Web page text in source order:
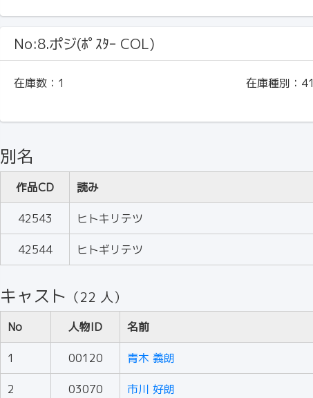
No:8.ポジ(ﾎﾟｽﾀｰ COL)
在庫数： 1 在庫種別： 41
別名
作品CD 読み
42543 ヒトキリテツ
42544 ヒトギリテツ
キャスト （22 人）
No 人物ID 名前
1 00120 青木 義朗
2 03070 市川 好朗